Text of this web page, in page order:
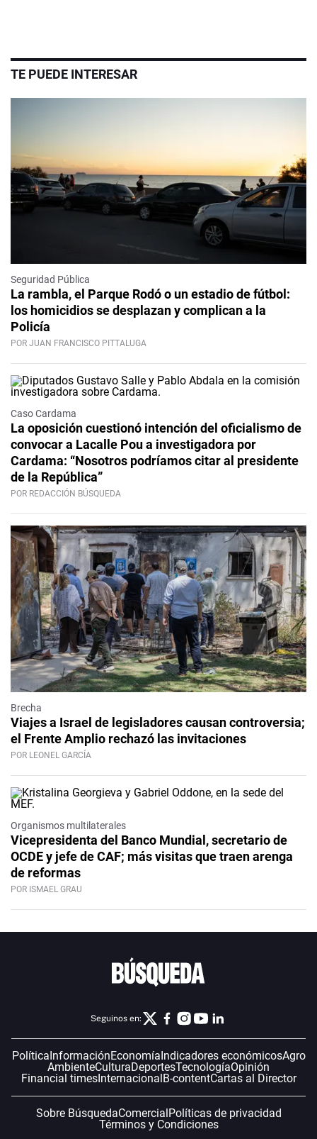
TE PUEDE INTERESAR
Seguridad Pública
La rambla, el Parque Rodó o un estadio de fútbol:
los homicidios se desplazan y complican a la
Policía
POR JUAN FRANCISCO PITTALUGA
Caso Cardama
La oposición cuestionó intención del oficialismo de
convocar a Lacalle Pou a investigadora por
Cardama: “Nosotros podríamos citar al presidente
de la República”
POR REDACCIÓN BÚSQUEDA
Brecha
Viajes a Israel de legisladores causan controversia;
el Frente Amplio rechazó las invitaciones
POR LEONEL GARCÍA
Organismos multilaterales
Vicepresidenta del Banco Mundial, secretario de
OCDE y jefe de CAF; más visitas que traen arenga
de reformas
POR ISMAEL GRAU
Seguinos en:
PolíticaInformaciónEconomíaIndicadores económicosAgro
AmbienteCulturaDeportesTecnologíaOpinión
Financial timesInternacionalB-contentCartas al Director
Sobre BúsquedaComercialPolíticas de privacidad
Términos y Condiciones